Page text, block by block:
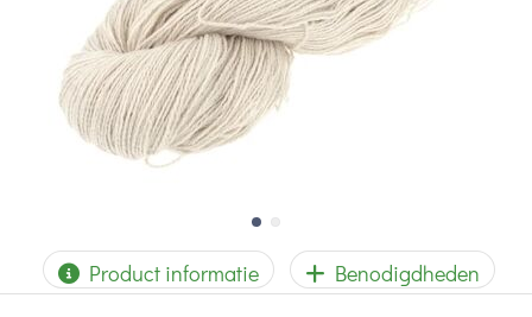
Product informatie Benodigdheden